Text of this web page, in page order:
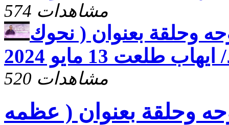
574 مشاهدات
وحلقة بعنوان ( نحوك
طلعت 13 مايو 2024
520 مشاهدات
وحلقة بعنوان ( عظمه